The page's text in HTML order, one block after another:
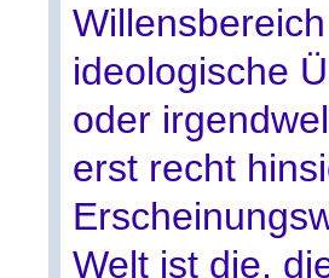
ideologische
oder
erst recht
Welt ist die,